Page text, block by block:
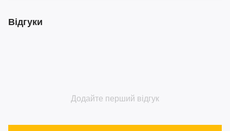
Відгуки
Додайте перший відгук